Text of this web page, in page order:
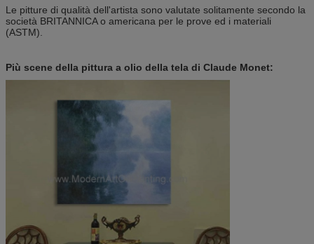
Le pitture di qualità dell'artista sono valutate solitamente secondo la
società BRITANNICA o americana per le prove ed i materiali
(ASTM).
Più scene della pittura a olio della tela di Claude Monet: